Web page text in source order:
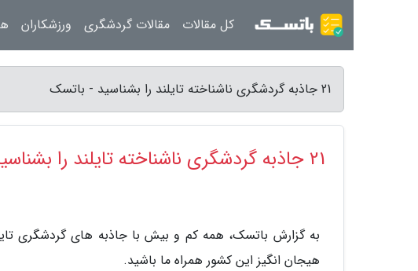
21 جاذبه گردشگری ناشناخته تایلند را بشناسید - باتسک
21 جاذبه گردشگری ناشناخته تایلند را بشناسید
به گزارش باتسک، همه کم و بیش با جاذبه های گردشگری
هیجان انگیز این کشور همراه ما باشید.
کل مقالات مقالات گردشگری ورزشکاران